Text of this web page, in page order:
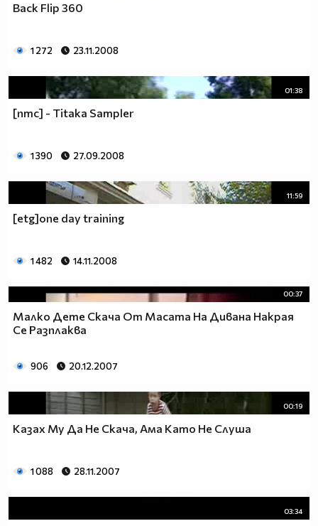
Back Flip 360
1 272 23.11.2008
01:38
[nmc] - Titaka Sampler
1 390 27.09.2008
11:59
[etg]one day training
1 482 14.11.2008
00:37
Малко Дете Скача От Масата На Дивана Накрая
Се Разплаква
906 20.12.2007
00:19
Казах Му Да Не Скача, Ама Като Не Слуша
1 088 28.11.2007
03:34